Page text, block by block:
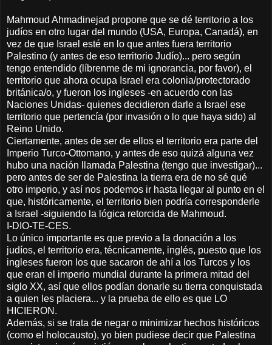
Mahmoud Ahmadinejad propone que se dé territorio a los
judíos en otro lugar del mundo (USA, Europa, Canadá), en
vez de que Israel esté en lo que antes fuera territorio
Palestino (y antes de eso territorio Judío)... pero según
tengo entendido (líbrenme de mi ignorancia, por favor), el
territorio que ahora ocupa Israel era colonia/protectorado
británica/o, y fueron los ingleses -en acuerdo con las
Naciones Unidas- quienes decidieron darle a Israel ese
territorio que pertencía (por invasión o lo que haya sido) al
Reino Unido.
Ciertamente, antes de ser de ellos el territorio era parte del
Imperio Turco-Ottomano, y antes de eso quizá alguna vez
hubo una nación llamada Palestina (tengo que investigar)...
pero antes de ser de Palestina la tierra era de no sé qué
otro imperio, y así nos podemos ir hasta llegar al punto en el
que, históricamente, el territorio bien podría corresponderle
a Israel -siguiendo la lógica retorcida de Mahmoud.
I-DIO-TE-CES.
Lo único importante es que previo a la donación a los
judíos, el territorio era, técnicamente, inglés, puesto que los
ingleses fueron los que sacaron de ahí a los Turcos y los
que eran el imperio mundial durante la primera mitad del
siglo XX, así que ellos podían donarle su tierra conquistada
a quien les placiera... y la prueba de ello es que LO
HICIERON.
Además, si se trata de negar o minimizar hechos históricos
(como el holocausto), yo bien pudiese decir que Palestina